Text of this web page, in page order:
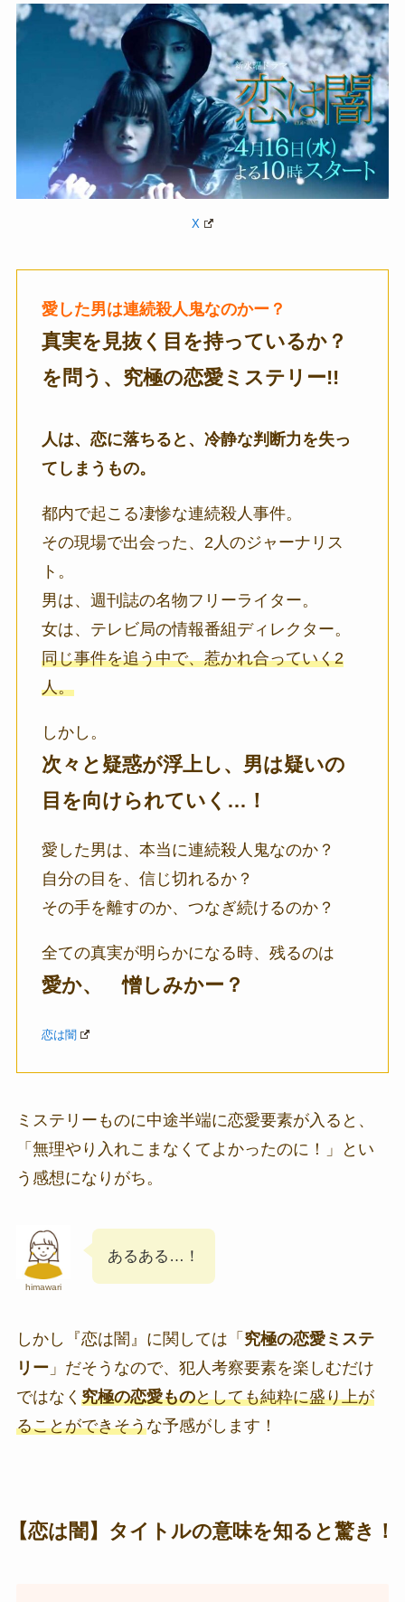
X
愛した男は連続殺人鬼なのかー？
真実を見抜く目を持っているか？
を問う、究極の恋愛ミステリー!!
人は、恋に落ちると、冷静な判断力を失っ
てしまうもの。
都内で起こる凄惨な連続殺人事件。
その現場で出会った、2人のジャーナリス
ト。
男は、週刊誌の名物フリーライター。
女は、テレビ局の情報番組ディレクター。
同じ事件を追う中で、惹かれ合っていく2
人。
しかし。
次々と疑惑が浮上し、男は疑いの
目を向けられていく…！
愛した男は、本当に連続殺人鬼なのか？
自分の目を、信じ切れるか？
その手を離すのか、つなぎ続けるのか？
全ての真実が明らかになる時、残るのは
愛か、 憎しみかー？
恋は闇
ミステリーものに中途半端に恋愛要素が入ると、
「無理やり入れこまなくてよかったのに！」とい
う感想になりがち。
himawari
あるある…！
しかし『恋は闇』に関しては「 究極の恋愛ミステ
リー」だそうなので、犯人考察要素を楽しむだけ
ではなく 究極の恋愛ものとしても純粋に盛り上が
ることができそうな予感がします！
【恋は闇】タイトルの意味を知ると驚き！